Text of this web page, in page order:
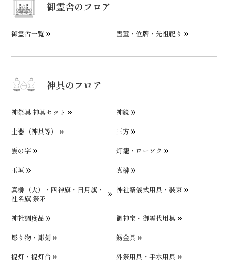
御霊舎のフロア
御霊舎一覧 霊璽・位牌・先祖祀り
神具のフロア
神祭具 神具セット
神鏡
土器（神具等）
三方
雲の字
灯籠・ローソク
玉垣
真榊
真榊（大）・四神旗・日月旗・
社名旗 祭矛
神社祭儀式用具・装束
神社調度品
御神宝・御霊代用具
彫り物・彫刻
錺金具
提灯・提灯台
外祭用具・手水用具